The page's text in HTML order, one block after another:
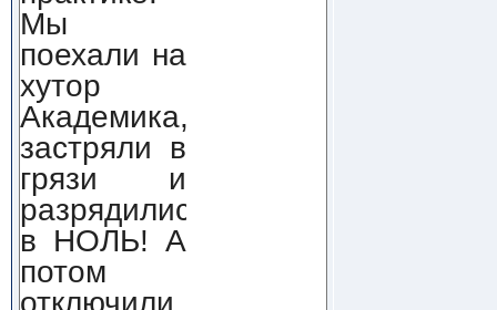
Мы
поехали на
хутор
Академика,
застряли в
грязи и
разрядились
в НОЛЬ! А
потом
отключили